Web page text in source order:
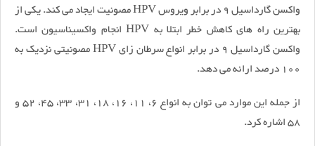
واکسن گارداسیل 9 در برابر ویروس HPV مصونیت ایجاد می کند. یکی از
بهترین راه های کاهش خطر ابتلا به HPV انجام واکسیناسیون است.
واکسن گارداسیل 9 در برابر انواع سرطان زای HPV مصونیتی نزدیک به
100 درصد ارائه می دهد.
از جمله این موارد می توان به انواع 6، 11، 16، 18، 31، 33، 45، 52 و
58 اشاره کرد.